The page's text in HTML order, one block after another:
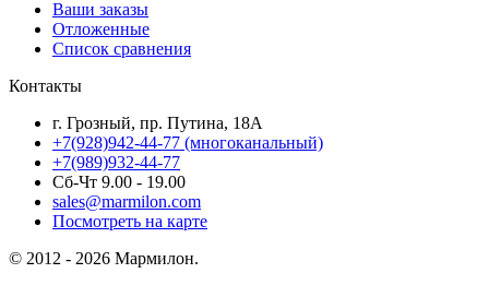
Ваши заказы
Отложенные
Список сравнения
Контакты
г. Грозный, пр. Путина, 18А
+7(928)942-44-77 (многоканальный)
+7(989)932-44-77
Сб-Чт 9.00 - 19.00
sales@marmilon.com
Посмотреть на карте
© 2012 - 2026 Мармилон.